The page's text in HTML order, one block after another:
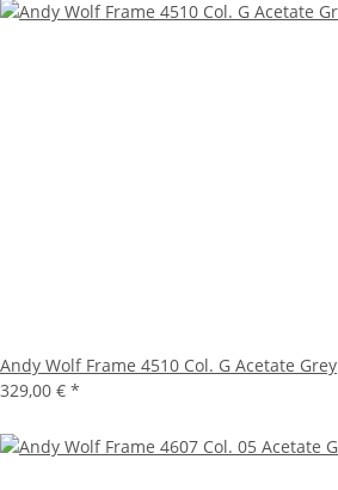
Andy Wolf Frame 4510 Col. G Acetate Grey
329,00 € *